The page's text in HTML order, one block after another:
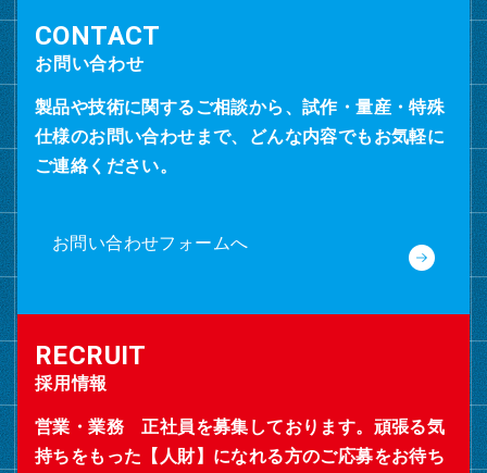
お問い合わせ
製品や技術に関するご相談から、試作・量産・特殊
仕様のお問い合わせまで、どんな内容でもお気軽に
ご連絡ください。
お問い合わせフォームへ
採用情報
営業・業務 正社員を募集しております。頑張る気
持ちをもった【人財】になれる方のご応募をお待ち